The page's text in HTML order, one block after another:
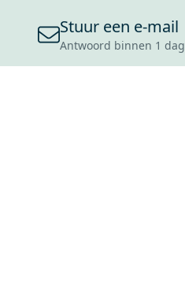
Stuur een e-mail
Antwoord binnen 1 dag